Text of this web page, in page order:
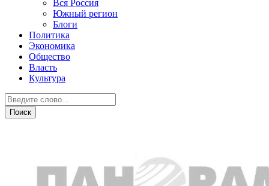
Вся Россия
Южный регион
Блоги
Политика
Экономика
Общество
Власть
Культура